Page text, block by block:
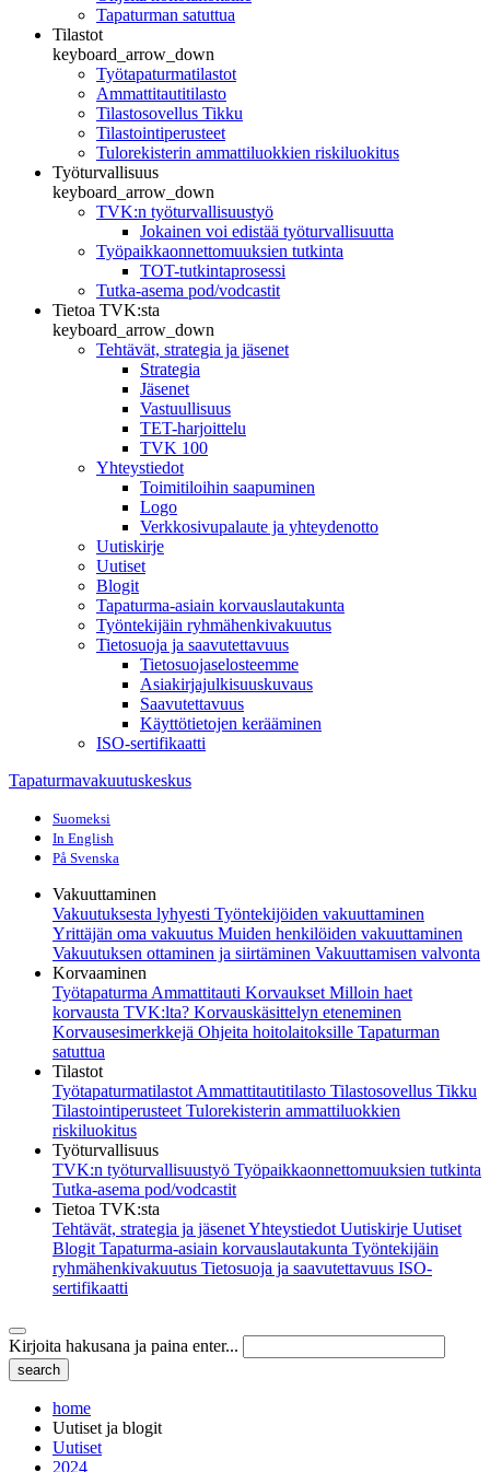
Tapaturman satuttua
Tilastot
keyboard_arrow_down
Työtapaturmatilastot
Ammattitautitilasto
Tilastosovellus Tikku
Tilastointiperusteet
Tulorekisterin ammattiluokkien riskiluokitus
Työturvallisuus
keyboard_arrow_down
TVK:n työturvallisuustyö
Jokainen voi edistää työturvallisuutta
Työpaikkaonnettomuuksien tutkinta
TOT-tutkintaprosessi
Tutka-asema pod/vodcastit
Tietoa TVK:sta
keyboard_arrow_down
Tehtävät, strategia ja jäsenet
Strategia
Jäsenet
Vastuullisuus
TET-harjoittelu
TVK 100
Yhteystiedot
Toimitiloihin saapuminen
Logo
Verkkosivupalaute ja yhteydenotto
Uutiskirje
Uutiset
Blogit
Tapaturma-asiain korvauslautakunta
Työntekijäin ryhmähenkivakuutus
Tietosuoja ja saavutettavuus
Tietosuojaselosteemme
Asiakirjajulkisuuskuvaus
Saavutettavuus
Käyttötietojen kerääminen
ISO-sertifikaatti
Tapaturmavakuutuskeskus
Suomeksi
In English
På Svenska
Vakuuttaminen
Vakuutuksesta lyhyesti Työntekijöiden vakuuttaminen
Yrittäjän oma vakuutus Muiden henkilöiden vakuuttaminen
Vakuutuksen ottaminen ja siirtäminen Vakuuttamisen valvonta
Korvaaminen
Työtapaturma Ammattitauti Korvaukset Milloin haet
korvausta TVK:lta? Korvauskäsittelyn eteneminen
Korvausesimerkkejä Ohjeita hoitolaitoksille Tapaturman
satuttua
Tilastot
Työtapaturmatilastot Ammattitautitilasto Tilastosovellus Tikku
Tilastointiperusteet Tulorekisterin ammattiluokkien
riskiluokitus
Työturvallisuus
TVK:n työturvallisuustyö Työpaikkaonnettomuuksien tutkinta
Tutka-asema pod/vodcastit
Tietoa TVK:sta
Tehtävät, strategia ja jäsenetYhteystiedot Uutiskirje Uutiset
Blogit Tapaturma-asiain korvauslautakunta Työntekijäin
ryhmähenkivakuutus Tietosuoja ja saavutettavuus ISO-
sertifikaatti
Kirjoita hakusana ja paina enter...
home
Uutiset ja blogit
Uutiset
2024